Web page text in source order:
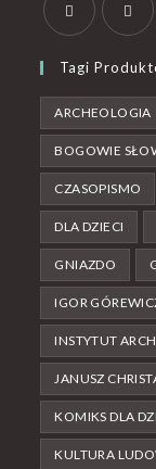
Tagi
ARCHEOLOGIA
BOGOWIE
CZASOPISMO
DLA DZIECI
GNIAZDO
IGOR
INSTYTUT
JANUSZ
KOMIKS DLA
KULTURA